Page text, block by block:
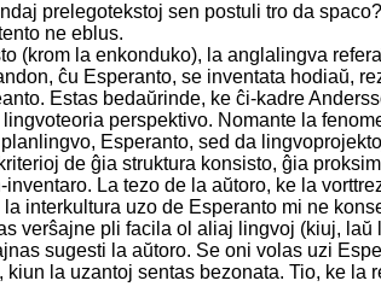
prelegotekstoj sen postuli tro da
ne eblus.
(krom la enkonduko), la anglalingva
ĉu Esperanto, se inventata hodiaŭ,
Estas bedaŭrinde, ke ĉi-kadre
perspektivo. Nomante la
Esperanto, sed da
de ĝia struktura konsisto, ĝia
La tezo de la aŭtoro, ke la
interkultura uzo de Esperanto mi ne
verŝajne pli facila ol aliaj lingvoj (kiuj,
sugesti la aŭtoro. Se oni volas uzi
la uzantoj sentas bezonata. Tio, ke